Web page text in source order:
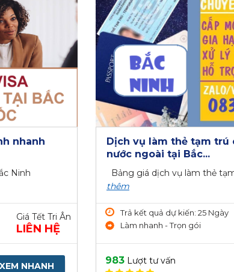
nhanh
Ninh
Giá Tết Tri Ân
LIÊN HỆ
XEM NHANH
Dịch vụ làm thẻ tạm trú
nước ngoài tại Bắc...
Bảng giá dịch vụ làm thẻ
thêm
Trả kết quả dự kiến: 25 Ngày
Làm nhanh - Trọn gói
983Lượt tư vấn